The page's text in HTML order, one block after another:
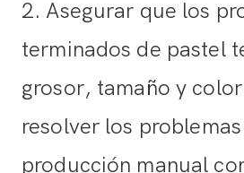
2. Asegurar que los
terminados de pastel
grosor, tamaño y
resolver los
producción manual